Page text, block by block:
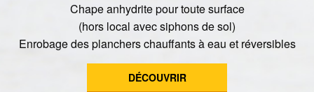
Chape anhydrite pour toute surface
(hors local avec siphons de sol)
Enrobage des planchers chauffants à eau et réversibles
DÉCOUVRIR